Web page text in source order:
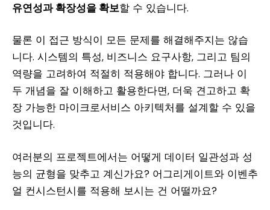
유연성과 확장성을 확보할 수 있습니다.
물론 이 접근 방식이 모든 문제를 해결해주지는 않습
니다. 시스템의 특성, 비즈니스 요구사항, 그리고 팀의
역량을 고려하여 적절히 적용해야 합니다. 그러나 이
두 개념을 잘 이해하고 활용한다면, 더욱 견고하고 확
장 가능한 마이크로서비스 아키텍처를 설계할 수 있을
것입니다.
여러분의 프로젝트에서는 어떻게 데이터 일관성과 성
능의 균형을 맞추고 계신가요? 어그리게이트와 이벤추
얼 컨시스턴시를 적용해 보시는 건 어떨까요?